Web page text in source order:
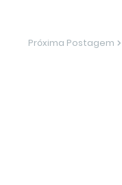
Próxima Postagem